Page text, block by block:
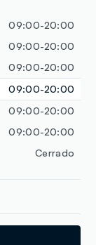
09:00-20:00
09:00-20:00
09:00-20:00
09:00-20:00
09:00-20:00
09:00-20:00
Cerrado